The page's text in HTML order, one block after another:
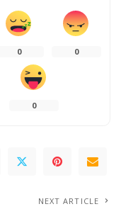
0 0
0
NEXT ARTICLE